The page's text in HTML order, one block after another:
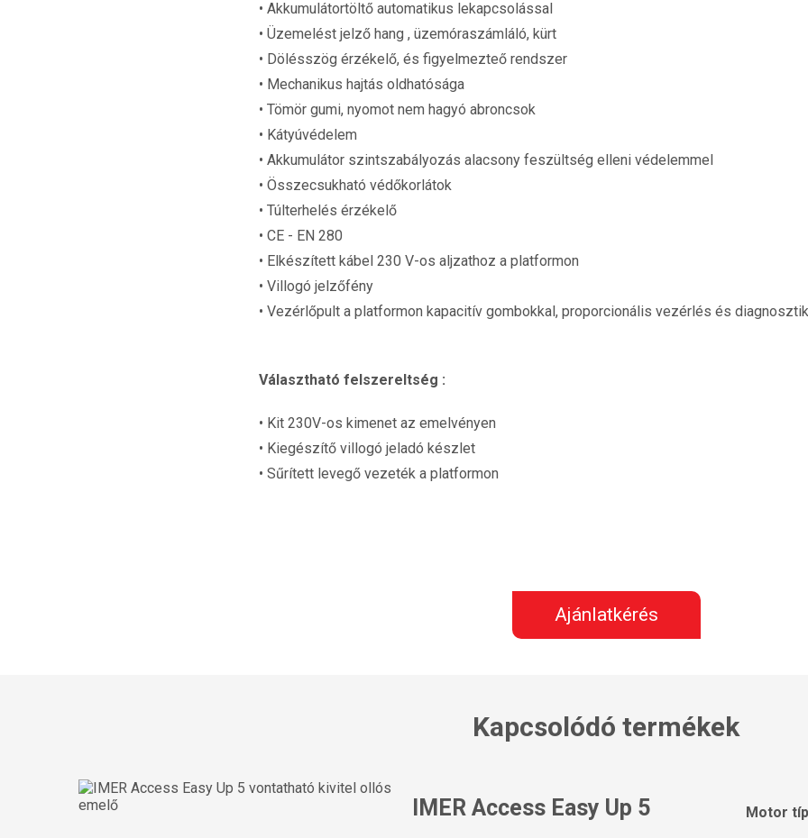
• Akkumulátortöltő automatikus lekapcsolással
• Üzemelést jelző hang , üzemóraszámláló, kürt
• Dölésszög érzékelő, és figyelmezteő rendszer
• Mechanikus hajtás oldhatósága
• Tömör gumi, nyomot nem hagyó abroncsok
• Kátyúvédelem
• Akkumulátor szintszabályozás alacsony feszültség elleni védelemmel
• Összecsukható védőkorlátok
• Túlterhelés érzékelő
• CE - EN 280
• Elkészített kábel 230 V-os aljzathoz a platformon
• Villogó jelzőfény
• Vezérlőpult a platformon kapacitív gombokkal, proporcionális vezérlés és
Választható felszereltség :
• Kit 230V-os kimenet az emelvényen
• Kiegészítő villogó jeladó készlet
• Sűrített levegő vezeték a platformon
Ajánlatkérés
Kapcsolódó termékek
IMER Access Easy Up 5 Motor